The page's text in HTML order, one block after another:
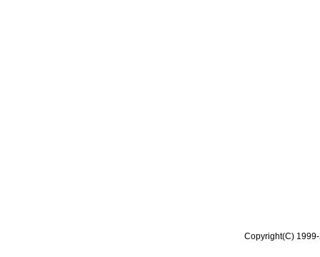
Copyright(C)